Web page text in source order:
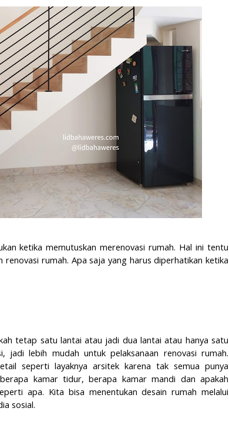
ketika memutuskan merenovasi rumah. Hal ini tentu
rumah. Apa saja yang harus diperhatikan ketika
tetap satu lantai atau jadi dua lantai atau hanya satu
jadi lebih mudah untuk pelaksanaan renovasi rumah.
seperti layaknya arsitek karena tak semua punya
kamar tidur, berapa kamar mandi dan apakah
apa. Kita bisa menentukan desain rumah melalui
sosial.